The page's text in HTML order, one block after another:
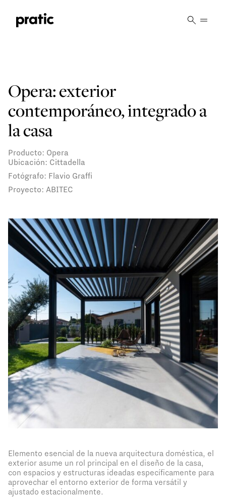
Opera: exterior
contemporáneo, integrado a
la casa
Producto: Opera
Ubicación: Cittadella
Fotógrafo: Flavio Graffi
Proyecto: ABITEC
Elemento esencial de la nueva arquitectura doméstica, el
exterior asume un rol principal en el diseño de la casa,
con espacios y estructuras ideadas específicamente para
aprovechar el entorno exterior de forma versátil y
ajustado estacionalmente.